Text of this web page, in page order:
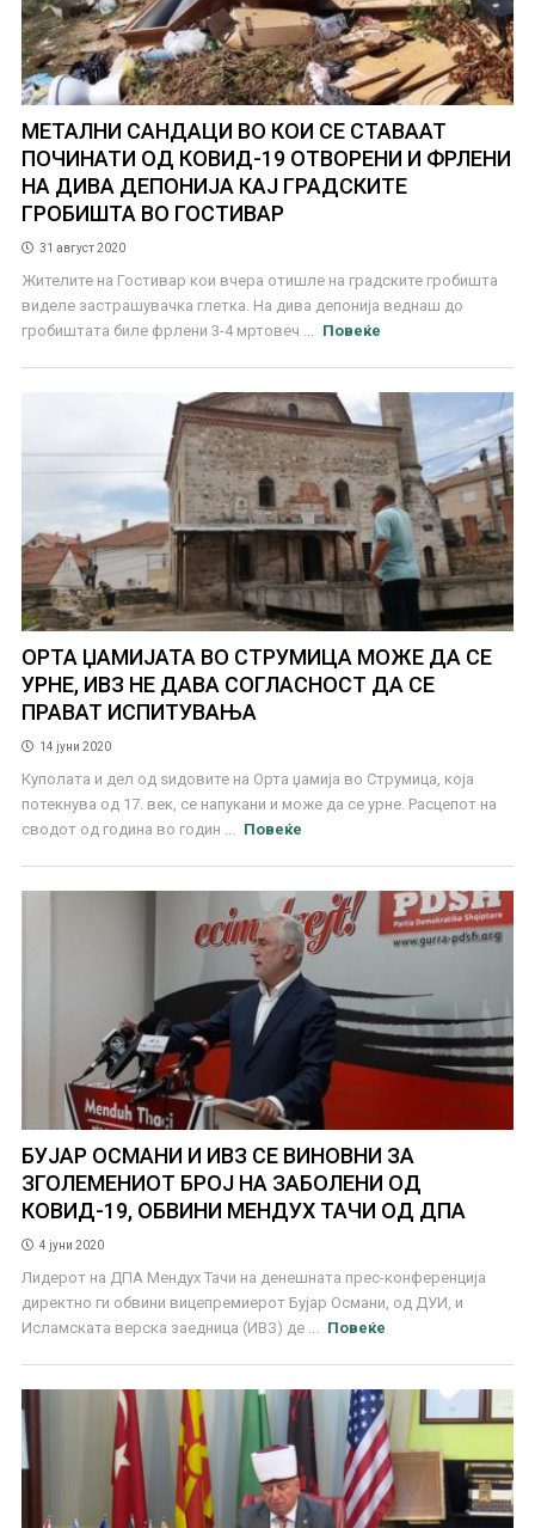
МЕТАЛНИ САНДАЦИ ВО КОИ СЕ СТАВААТ
ПОЧИНАТИ ОД КОВИД-19 ОТВОРЕНИ И ФРЛЕНИ
НА ДИВА ДЕПОНИЈА КАЈ ГРАДСКИТЕ
ГРОБИШТА ВО ГОСТИВАР
31 август 2020
Жителите на Гостивар кои вчера отишле на градските гробишта
виделе застрашувачка глетка. На дива депонија веднаш до
гробиштата биле фрлени 3-4 мртовеч ...
Повеќе
ОРТА ЏАМИЈАТА ВО СТРУМИЦА МОЖЕ ДА СЕ
УРНЕ, ИВЗ НЕ ДАВА СОГЛАСНОСТ ДА СЕ
ПРАВАТ ИСПИТУВАЊА
14 јуни 2020
Куполата и дел од ѕидовите на Орта џамија во Струмица, која
потекнува од 17. век, се напукани и може да се урне. Расцепот на
сводот од година во годин ...
Повеќе
БУЈАР ОСМАНИ И ИВЗ СЕ ВИНОВНИ ЗА
ЗГОЛЕМЕНИОТ БРОЈ НА ЗАБОЛЕНИ ОД
КОВИД-19, ОБВИНИ МЕНДУХ ТАЧИ ОД ДПА
4 јуни 2020
Лидерот на ДПА Мендух Тачи на денешната прес-конференција
директно ги обвини вицепремиерот Бујар Османи, од ДУИ, и
Исламската верска заедница (ИВЗ) де ...
Повеќе